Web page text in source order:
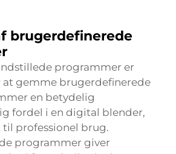
brugerdefinerede
programmer er
gemme brugerdefinerede
en betydelig
fordel i en digital blender,
professionel brug.
programmer giver